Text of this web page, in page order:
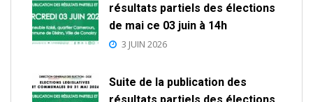
résultats partiels des élections
de mai ce 03 juin à 14h
3 JUIN 2026
Suite de la publication des